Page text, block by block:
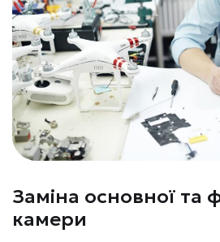
Заміна основної та
камери